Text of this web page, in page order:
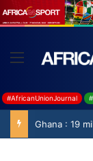
#AfricanUnionJournal